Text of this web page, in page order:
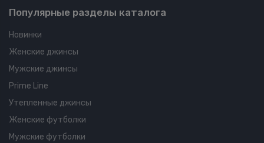
Популярные разделы каталога
Новинки
Женские джинсы
Мужские джинсы
Prime Line
Утепленные джинсы
Женские футболки
Мужские футболки